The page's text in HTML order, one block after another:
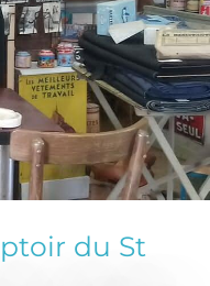
du St